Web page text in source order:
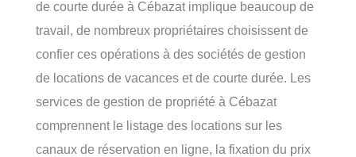
de courte durée à Cébazat implique beaucoup de
travail, de nombreux propriétaires choisissent de
confier ces opérations à des sociétés de gestion
de locations de vacances et de courte durée. Les
services de gestion de propriété à Cébazat
comprennent le listage des locations sur les
canaux de réservation en ligne, la fixation du prix